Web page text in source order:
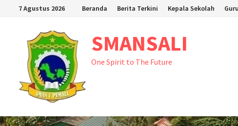
7 Agustus 2026 Beranda Berita Terkini Kepala Sekolah Guru
SMANSALI
One Spirit to The Future